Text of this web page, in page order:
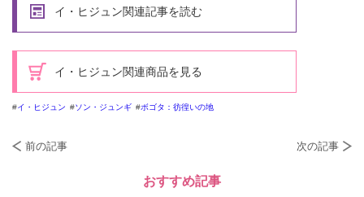
イ・ヒジュン関連記事を読む
イ・ヒジュン関連商品を見る
イ・ヒジュン ソン・ジュンギ ボゴタ：彷徨いの地
前の記事 次の記事
おすすめ記事